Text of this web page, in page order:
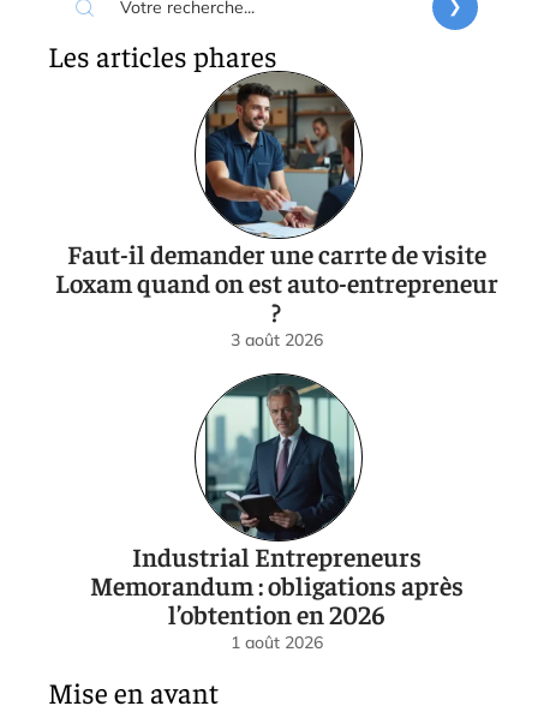
Les articles phares
Faut-il demander une carrte de visite
Loxam quand on est auto-entrepreneur
?
3 août 2026
Industrial Entrepreneurs
Memorandum : obligations après
l’obtention en 2026
1 août 2026
Mise en avant